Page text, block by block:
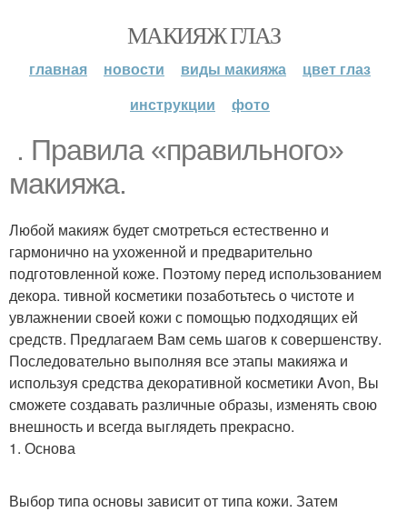
МАКИЯЖ ГЛАЗ
главная новости виды макияжа
цвет глаз
инструкции
фото
. Правила «правильного»
макияжа.
Любой макияж будет смотреться естественно и
гармонично на ухоженной и предварительно
подготовленной коже. Поэтому перед использованием
декора. тивной косметики позаботьтесь о чистоте и
увлажнении своей кожи с помощью подходящих ей
средств. Предлагаем Вам семь шагов к совершенству.
Последовательно выполняя все этапы макияжа и
используя средства декоративной косметики Avon, Вы
сможете создавать различные образы, изменять свою
внешность и всегда выглядеть прекрасно.
1. Основа
Выбор типа основы зависит от типа кожи. Затем